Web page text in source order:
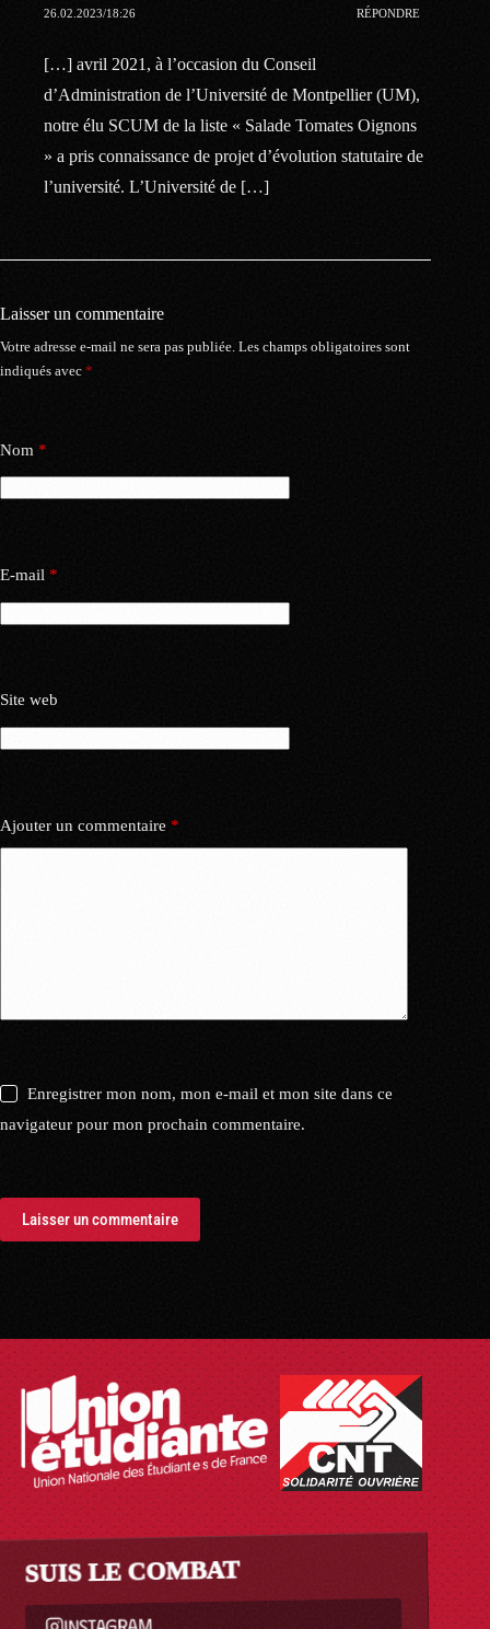
26.02.2023/18:26 RÉPONDRE
[…] avril 2021, à l’occasion du Conseil
d’Administration de l’Université de Montpellier (UM),
notre élu SCUM de la liste « Salade Tomates Oignons
» a pris connaissance de projet d’évolution statutaire de
l’université. L’Université de […]
Laisser un commentaire
Votre adresse e-mail ne sera pas publiée. Les champs obligatoires sont
indiqués avec *
Nom *
E-mail *
Site web
Ajouter un commentaire *
Enregistrer mon nom, mon e-mail et mon site dans ce
navigateur pour mon prochain commentaire.
Laisser un commentaire
SUIS LE COMBAT